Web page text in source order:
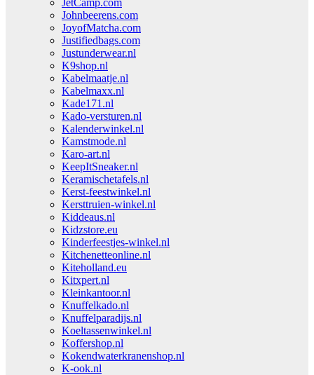
JetCamp.com
Johnbeerens.com
JoyofMatcha.com
Justifiedbags.com
Justunderwear.nl
K9shop.nl
Kabelmaatje.nl
Kabelmaxx.nl
Kade171.nl
Kado-versturen.nl
Kalenderwinkel.nl
Kamstmode.nl
Karo-art.nl
KeepItSneaker.nl
Keramischetafels.nl
Kerst-feestwinkel.nl
Kersttruien-winkel.nl
Kiddeaus.nl
Kidzstore.eu
Kinderfeestjes-winkel.nl
Kitchenetteonline.nl
Kiteholland.eu
Kitxpert.nl
Kleinkantoor.nl
Knuffelkado.nl
Knuffelparadijs.nl
Koeltassenwinkel.nl
Koffershop.nl
Kokendwaterkranenshop.nl
K-ook.nl